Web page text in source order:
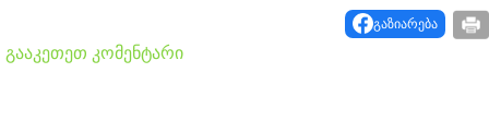
გაზიარება
გააკეთეთ კომენტარი